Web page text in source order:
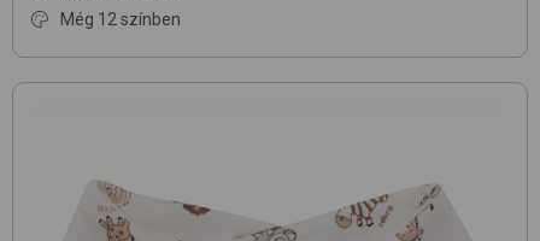
Még 12 színben